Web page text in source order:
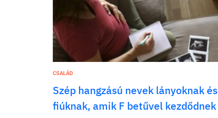
CSALÁD
Szép hangzású nevek lányoknak és
fiúknak, amik F betűvel kezdődnek